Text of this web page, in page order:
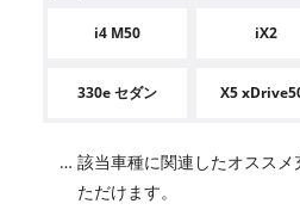
i4 M50 iX2
330e セダン X5
該当車種に関連したオスス
ただけます。